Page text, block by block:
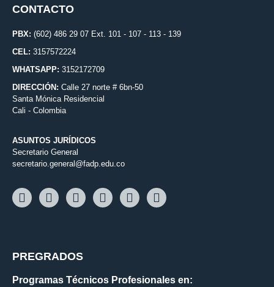
CONTACTO
PBX: (602) 486 29 07 Ext. 101 - 107 - 113 - 139
CEL: 3157572224
WHATSAPP: 3152172709
DIRECCIÓN: Calle 27 norte # 6bn-50
Santa Mónica Residencial
Cali - Colombia
ASUNTOS JURÍDICOS
Secretario General
secretario.general@fadp.edu.co
PREGRADOS
Programas Técnicos Profesionales en: